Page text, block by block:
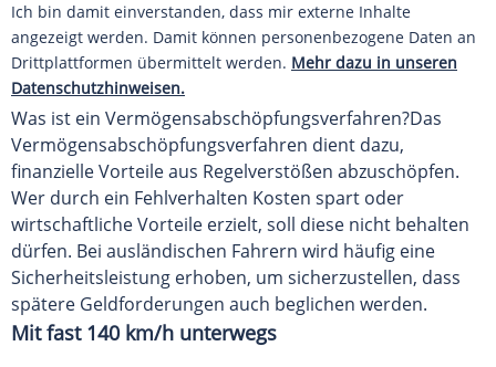
Ich bin damit einverstanden, dass mir externe Inhalte
angezeigt werden. Damit können personenbezogene Daten an
Drittplattformen übermittelt werden. Mehr dazu in unseren
Datenschutzhinweisen.
Was ist ein Vermögensabschöpfungsverfahren?Das
Vermögensabschöpfungsverfahren dient dazu,
finanzielle Vorteile aus Regelverstößen abzuschöpfen.
Wer durch ein Fehlverhalten Kosten spart oder
wirtschaftliche Vorteile erzielt, soll diese nicht behalten
dürfen. Bei ausländischen Fahrern wird häufig eine
Sicherheitsleistung erhoben, um sicherzustellen, dass
spätere Geldforderungen auch beglichen werden.
Mit fast 140 km/h unterwegs